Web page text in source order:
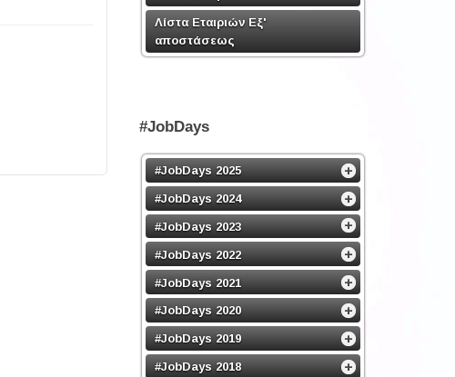
Λίστα Εταιριών Εξ'
αποστάσεως
#JobDays
#JobDays 2025
#JobDays 2024
#JobDays 2023
#JobDays 2022
#JobDays 2021
#JobDays 2020
#JobDays 2019
#JobDays 2018